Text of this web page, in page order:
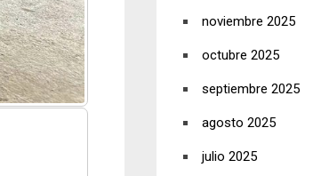
noviembre 2025
octubre 2025
septiembre 2025
agosto 2025
julio 2025